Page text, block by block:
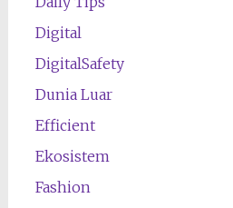
Digital
DigitalSafety
Dunia Luar
Efficient
Ekosistem
Fashion